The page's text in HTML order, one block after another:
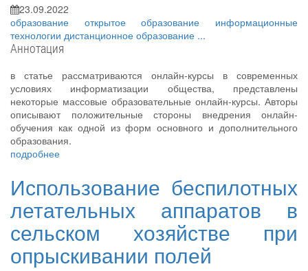
23.09.2022
образование открытое образование информационные
технологии дистанционное образование ...
Аннотация
в статье рассматриваются онлайн-курсы в современных
условиях информатизации общества, представлены
некоторые массовые образовательные онлайн-курсы. Авторы
описывают положительные стороны внедрения онлайн-
обучения как одной из форм основного и дополнительного
образования.
подробнее
Использование беспилотных
летательных аппаратов в
сельском хозяйстве при
опрыскивании полей